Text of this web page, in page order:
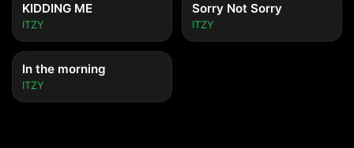
KIDDING ME
ITZY
Sorry Not Sorry
ITZY
In the morning
ITZY